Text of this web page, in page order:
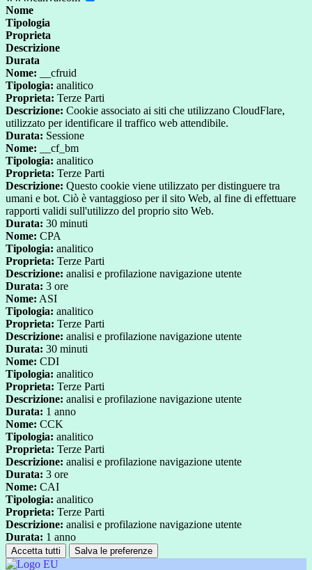
Nome
Tipologia
Proprieta
Descrizione
Durata
Nome: __cfruid
Tipologia: analitico
Proprieta: Terze Parti
Descrizione: Cookie associato ai siti che utilizzano CloudFlare,
utilizzato per identificare il traffico web attendibile.
Durata: Sessione
Nome: __cf_bm
Tipologia: analitico
Proprieta: Terze Parti
Descrizione: Questo cookie viene utilizzato per distinguere tra
umani e bot. Ciò è vantaggioso per il sito Web, al fine di effettuare
rapporti validi sull'utilizzo del proprio sito Web.
Durata: 30 minuti
Nome: CPA
Tipologia: analitico
Proprieta: Terze Parti
Descrizione: analisi e profilazione navigazione utente
Durata: 3 ore
Nome: ASI
Tipologia: analitico
Proprieta: Terze Parti
Descrizione: analisi e profilazione navigazione utente
Durata: 30 minuti
Nome: CDI
Tipologia: analitico
Proprieta: Terze Parti
Descrizione: analisi e profilazione navigazione utente
Durata: 1 anno
Nome: CCK
Tipologia: analitico
Proprieta: Terze Parti
Descrizione: analisi e profilazione navigazione utente
Durata: 3 ore
Nome: CAI
Tipologia: analitico
Proprieta: Terze Parti
Descrizione: analisi e profilazione navigazione utente
Durata: 1 anno
Accetta tutti Salva le preferenze